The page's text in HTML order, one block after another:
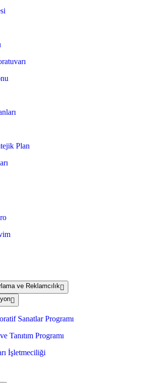
Plan
ve Reklamcılık
Sanatlar Programı
Tanıtım Programı
İşletmeciliği